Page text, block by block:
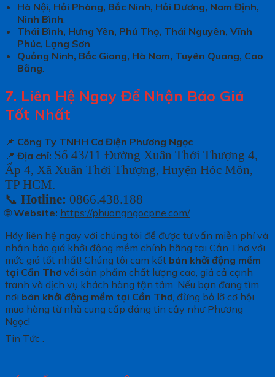
Hà Nội, Hải Phòng, Bắc Ninh, Hải Dương, Nam Định,
Ninh Bình.
Thái Bình, Hưng Yên, Phú Thọ, Thái Nguyên, Vĩnh
Phúc, Lạng Sơn.
Quảng Ninh, Bắc Giang, Hà Nam, Tuyên Quang, Cao
Bằng.
7. Liên Hệ Ngay Để Nhận Báo Giá
Tốt Nhất
📌 Công Ty TNHH Cơ Điện Phương Ngọc
📍 Địa chỉ: Số 43/11 Đường Xuân Thới Thượng 4,
Ấp 4, Xã Xuân Thới Thượng, Huyện Hóc Môn,
TP HCM.
📞 Hotline: 0866.438.188
🌐Website: https://phuongngocpne.com/
Hãy liên hệ ngay với chúng tôi để được tư vấn miễn phí và
nhận báo giá khởi động mềm chính hãng tại Cần Thơ với
mức giá tốt nhất! Chúng tôi cam kết bán khởi động mềm
tại Cần Thơ với sản phẩm chất lượng cao, giá cả cạnh
tranh và dịch vụ khách hàng tận tâm. Nếu bạn đang tìm
nơi bán khởi động mềm tại Cần Thơ, đừng bỏ lỡ cơ hội
mua hàng từ nhà cung cấp đáng tin cậy như Phương
Ngọc!
Tin Tức .